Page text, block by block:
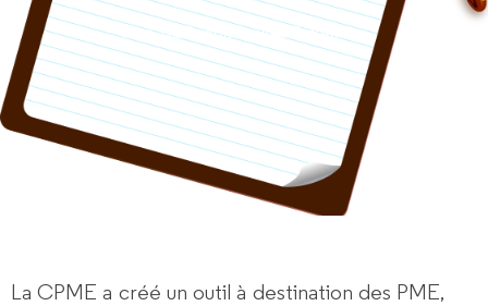
ParCNEC rédacteur Entreprise
La CPME a créé un outil à destination des PME,